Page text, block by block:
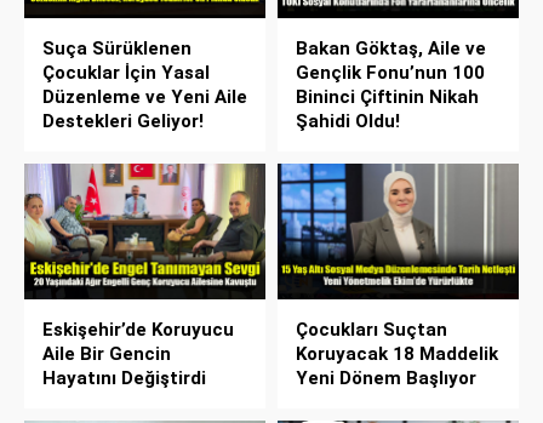
Suça Sürüklenen
Çocuklar İçin Yasal
Düzenleme ve Yeni Aile
Destekleri Geliyor!
Bakan Göktaş, Aile ve
Gençlik Fonu’nun 100
Bininci Çiftinin Nikah
Şahidi Oldu!
Eskişehir’de Koruyucu
Aile Bir Gencin
Hayatını Değiştirdi
Çocukları Suçtan
Koruyacak 18 Maddelik
Yeni Dönem Başlıyor